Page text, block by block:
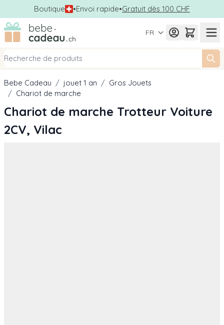
Boutique •Envoi rapide•Gratuit dès 100 CHF
Allez au contenu
FR
Bebe Cadeau / jouet 1 an / Gros Jouets
/ Chariot de marche
Chariot de marche Trotteur Voiture
2CV, Vilac